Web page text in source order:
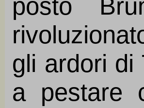
posto
gli ardori di
a pestare